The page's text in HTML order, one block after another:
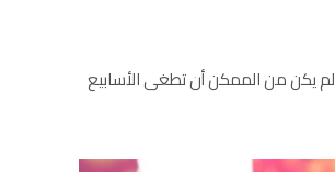
المشاهد الدنيئة في نهاية الحلقة نهائي كأس العالم 2026 لم يكن من الممكن أن تطغى الأسابيع